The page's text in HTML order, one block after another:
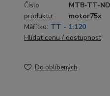
Číslo
produktu:
MTB-TT-
motor75x
Měřítko: TT - 1:120
Hlídat cenu / dostupnost
Do oblíbených